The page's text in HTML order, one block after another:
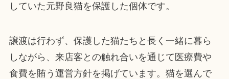
していた元野良猫を保護した個体です。
譲渡は行わず、保護した猫たちと長く一緒に暮ら
しながら、来店客との触れ合いを通じて医療費や
食費を賄う運営方針を掲げています。猫を選んで